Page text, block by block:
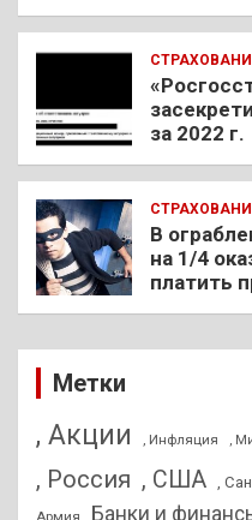
за 2022 г.
В
на 1/4
платить
Метки
, Акции , Инфляция ,
, Россия , США ,
Банки и